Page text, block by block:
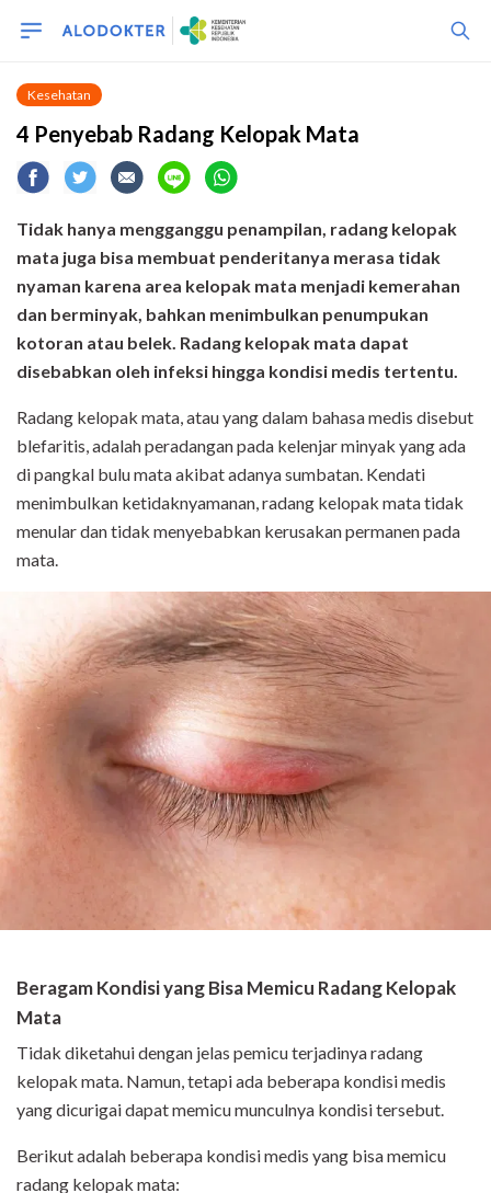
Kesehatan
4 Penyebab Radang Kelopak Mata
Tidak hanya mengganggu penampilan, radang kelopak
mata juga bisa membuat penderitanya merasa tidak
nyaman karena area kelopak mata menjadi kemerahan
dan berminyak, bahkan menimbulkan penumpukan
kotoran atau belek. Radang kelopak mata dapat
disebabkan oleh infeksi hingga kondisi medis tertentu.
Radang kelopak mata, atau yang dalam bahasa medis disebut
blefaritis, adalah peradangan pada kelenjar minyak yang ada
di pangkal bulu mata akibat adanya sumbatan. Kendati
menimbulkan ketidaknyamanan, radang kelopak mata tidak
menular dan tidak menyebabkan kerusakan permanen pada
mata.
Beragam Kondisi yang Bisa Memicu Radang Kelopak
Mata
Tidak diketahui dengan jelas pemicu terjadinya radang
kelopak mata. Namun, tetapi ada beberapa kondisi medis
yang dicurigai dapat memicu munculnya kondisi tersebut.
Berikut adalah beberapa kondisi medis yang bisa memicu
radang kelopak mata: